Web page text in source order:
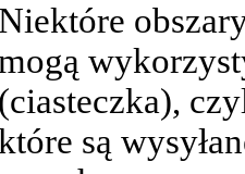
Niektóre
(ciasteczka),
są